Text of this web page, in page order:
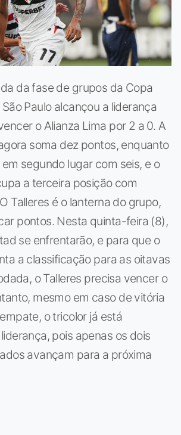
da fase de grupos da Copa
Paulo alcançou a liderança
o Alianza Lima por 2 a 0. A
soma dez pontos, enquanto
segundo lugar com seis, e o
a terceira posição com
Talleres é o lanterna do grupo,
pontos. Nesta quinta-feira (8),
se enfrentarão, e para que o
a classificação para as oitavas
o Talleres precisa vencer o
mesmo em caso de vitória
o tricolor já está
pois apenas os dois
avançam para a próxima